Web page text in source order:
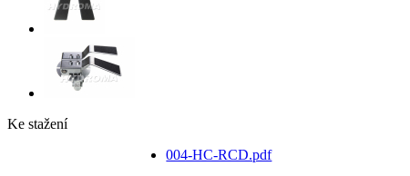
Ke stažení
004-HC-RCD.pdf